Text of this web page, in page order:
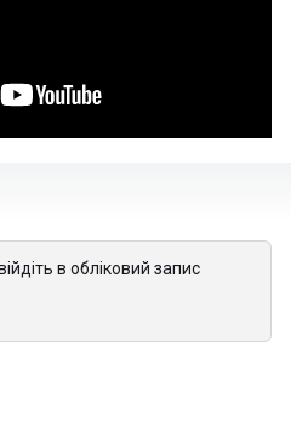
в обліковий запис